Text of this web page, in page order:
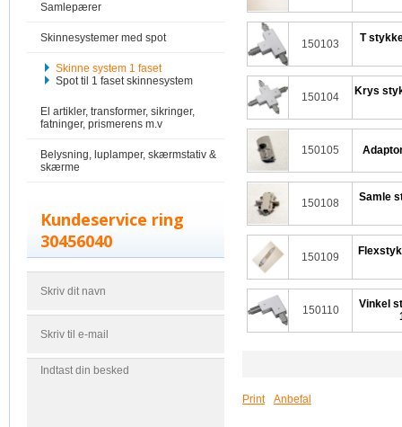
Samlepærer
Skinnesystemer med spot
Skinne system 1 faset
Spot til 1 faset skinnesystem
El artikler, transformer, sikringer,
fatninger, prismerens m.v
Belysning, luplamper, skærmstativ &
skærme
Kundeservice ring
30456040
150103 T
150104 Krys
150105
150108 Samle
150109
150110
Vinkel
Print Anbefal